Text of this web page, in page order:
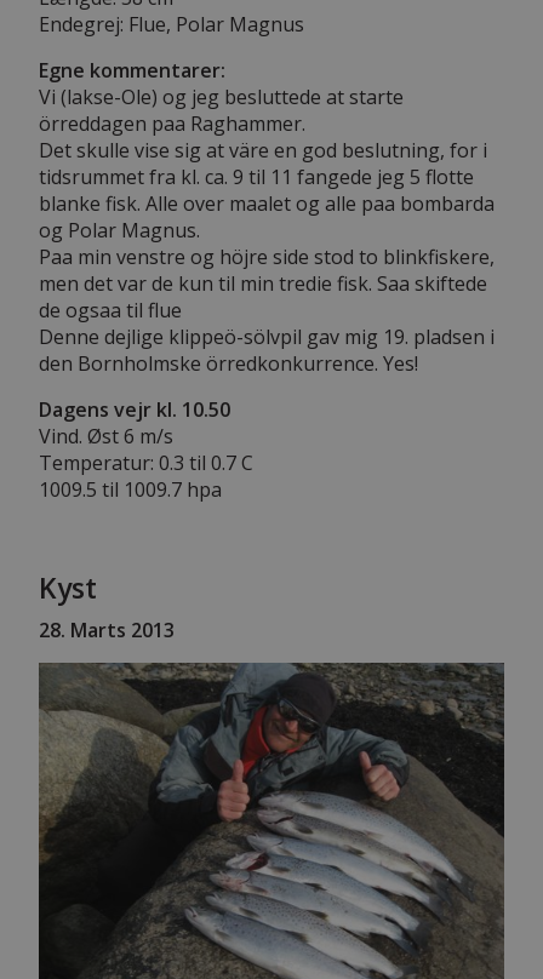
Endegrej: Flue, Polar Magnus
Egne kommentarer:
Vi (lakse-Ole) og jeg besluttede at starte
örreddagen paa Raghammer.
Det skulle vise sig at väre en god beslutning, for i
tidsrummet fra kl. ca. 9 til 11 fangede jeg 5 flotte
blanke fisk. Alle over maalet og alle paa bombarda
og Polar Magnus.
Paa min venstre og höjre side stod to blinkfiskere,
men det var de kun til min tredie fisk. Saa skiftede
de ogsaa til flue
Denne dejlige klippeö-sölvpil gav mig 19. pladsen i
den Bornholmske örredkonkurrence. Yes!
Dagens vejr kl. 10.50
Vind. Øst 6 m/s
Temperatur: 0.3 til 0.7 C
1009.5 til 1009.7 hpa
Kyst
28. Marts 2013